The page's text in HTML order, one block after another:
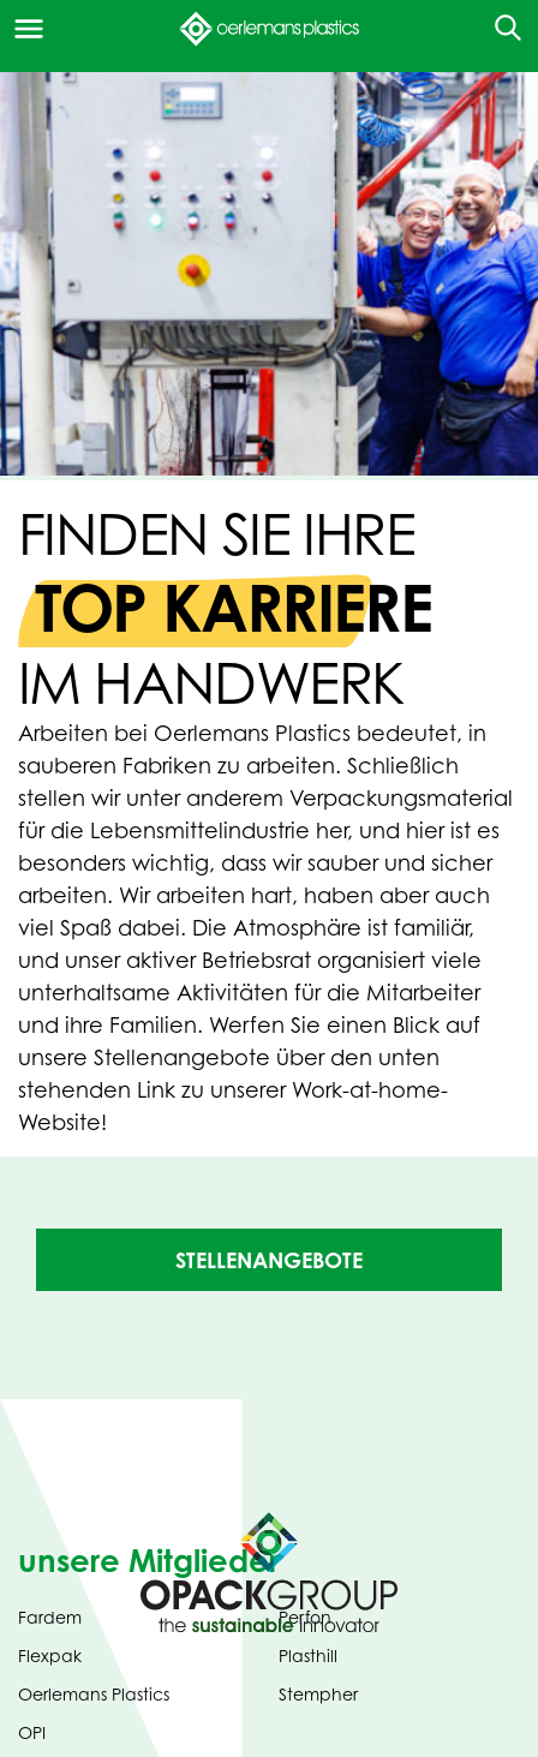
FINDEN SIE IHRE
TOP KARRIERE
IM HANDWERK
Arbeiten bei Oerlemans Plastics bedeutet, in
sauberen Fabriken zu arbeiten. Schließlich
stellen wir unter anderem Verpackungsmaterial
für die Lebensmittelindustrie her, und hier ist es
besonders wichtig, dass wir sauber und sicher
arbeiten. Wir arbeiten hart, haben aber auch
viel Spaß dabei. Die Atmosphäre ist familiär,
und unser aktiver Betriebsrat organisiert viele
unterhaltsame Aktivitäten für die Mitarbeiter
und ihre Familien. Werfen Sie einen Blick auf
unsere Stellenangebote über den unten
stehenden Link zu unserer Work-at-home-
Website!
STELLENANGEBOTE(OPENS
IN
unsere Mitglieder
Fardem
Flexpak
Oerlemans Plastics
OPI
Perfon
Plasthill
Stempher